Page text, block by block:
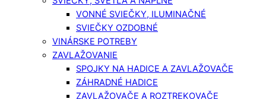
VONNÉ SVIEČKY, ILUMINAČNÉ
SVIEČKY OZDOBNÉ
VINÁRSKE POTREBY
ZAVLAŽOVANIE
SPOJKY NA HADICE A ZAVLAŽOVAČE
ZÁHRADNÉ HADICE
ZAVLAŽOVAČE A ROZTREKOVAČE